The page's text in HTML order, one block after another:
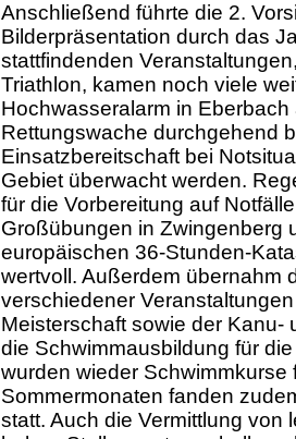
Anschließend führte die 2.
Bilderpräsentation durch das
stattfindenden
Triathlon, kamen noch viele
Hochwasseralarm in
Rettungswache durchgehend
Einsatzbereitschaft bei
Gebiet überwacht werden.
für die Vorbereitung auf
Großübungen in Zwingenberg
europäischen 36-Stunden-
wertvoll. Außerdem übernahm
verschiedener
Meisterschaft sowie der Kanu-
die Schwimmausbildung für
wurden wieder
Sommermonaten fanden
statt. Auch die Vermittlung